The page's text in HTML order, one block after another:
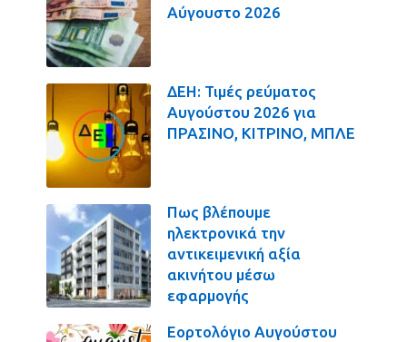
Αύγουστο 2026
ΔΕΗ: Τιμές ρεύματος
Αυγούστου 2026 για
ΠΡΑΣΙΝΟ, ΚΙΤΡΙΝΟ, ΜΠΛΕ
Πως βλέπουμε
ηλεκτρονικά την
αντικειμενική αξία
ακινήτου μέσω
εφαρμογής
Εορτολόγιο Αυγούστου